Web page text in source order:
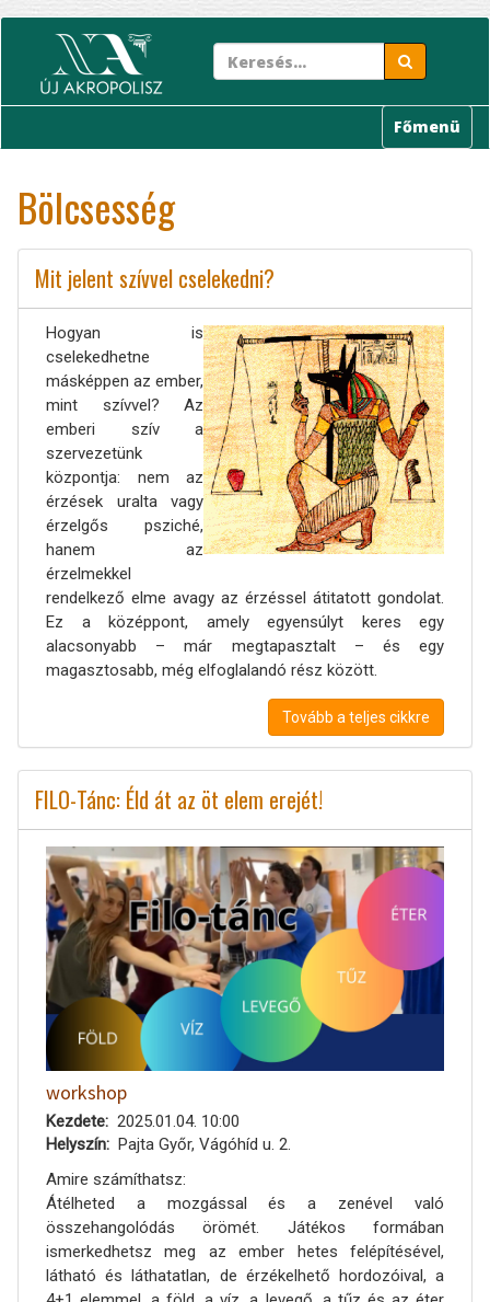
tartalomra
Főmenü
Bölcsesség
Mit jelent szívvel cselekedni?
Hogyan is
cselekedhetne
másképpen az ember,
mint szívvel? Az
emberi szív a
szervezetünk
központja: nem az
érzések uralta vagy
érzelgős psziché,
hanem az
érzelmekkel
rendelkező elme avagy az érzéssel átitatott gondolat.
Ez a középpont, amely egyensúlyt keres egy
alacsonyabb – már megtapasztalt – és egy
magasztosabb, még elfoglalandó rész között.
Tovább a teljes cikkre
FILO-Tánc: Éld át az öt elem erejét!
workshop
Kezdete
2025.01.04. 10:00
Helyszín
Pajta Győr, Vágóhíd u. 2.
Amire számíthatsz:
Átélheted a mozgással és a zenével való
összehangolódás örömét. Játékos formában
ismerkedhetsz meg az ember hetes felépítésével,
látható és láthatatlan, de érzékelhető hordozóival, a